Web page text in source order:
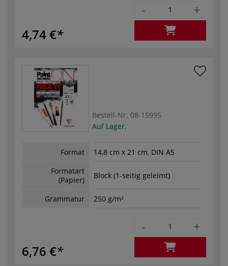
4,74 €
- +
Bestell-Nr. 08-15995
Auf Lager.
Format
14,8 cm x 21 cm, DIN A5
Formatart
(Papier)
Block (1-seitig geleimt)
Grammatur 250 g/m²
6,76 €
- +